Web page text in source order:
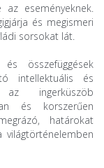
eseményeknek.
és megismeri
sorsokat lát.
összefüggések
intellektuális és
az ingerküszöb
és korszerűen
határokat